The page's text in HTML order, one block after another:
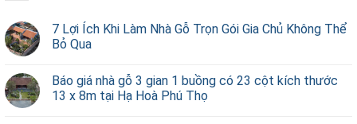
7 Lợi Ích Khi Làm Nhà Gỗ Trọn Gói Gia Chủ Không Thể
Bỏ Qua
Báo giá nhà gỗ 3 gian 1 buồng có 23 cột kích thước
13 x 8m tại Hạ Hoà Phú Thọ